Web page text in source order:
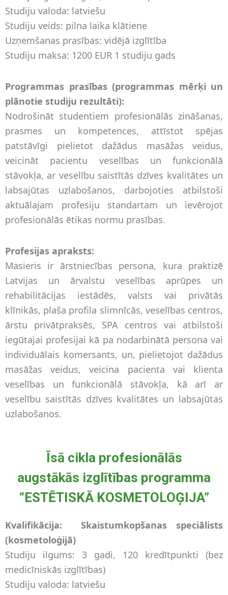
Studiju valoda: latviešu
Studiju veids: pilna laika klātiene
Uzņemšanas prasības: vidējā izglītība
Studiju maksa: 1200 EUR 1 studiju gads
Programmas prasības (programmas mērķi un
plānotie studiju rezultāti):
Nodrošināt studentiem profesionālās zināšanas,
prasmes un kompetences, attīstot spējas
patstāvīgi pielietot dažādus masāžas veidus,
veicināt pacientu veselības un funkcionālā
stāvokļa, ar veselību saistītās dzīves kvalitātes un
labsajūtas uzlabošanos, darbojoties atbilstoši
aktuālajam profesiju standartam un ievērojot
profesionālās ētikas normu prasības.
Profesijas apraksts:
Masieris ir ārstniecības persona, kura praktizē
Latvijas un ārvalstu veselības aprūpes un
rehabilitācijas iestādēs, valsts vai privātās
klīnikās, plaša profila slimnīcās, veselības centros,
ārstu privātpraksēs, SPA centros vai atbilstoši
iegūtajai profesijai kā pa nodarbinātā persona vai
individuālais komersants, un, pielietojot dažādus
masāžas veidus, veicina pacienta vai klienta
veselības un funkcionālā stāvokļa, kā arī ar
veselību saistītās dzīves kvalitātes un labsajūtas
uzlabošanos.
Īsā cikla profesionālās
augstākās izglītības programma
“ESTĒTISKĀ KOSMETOLOĢIJA”
Kvalifikācija: Skaistumkopšanas speciālists
(kosmetoloģijā)
Studiju ilgums: 3 gadi, 120 kredītpunkti (bez
medicīniskās izglītības)
Studiju valoda: latviešu